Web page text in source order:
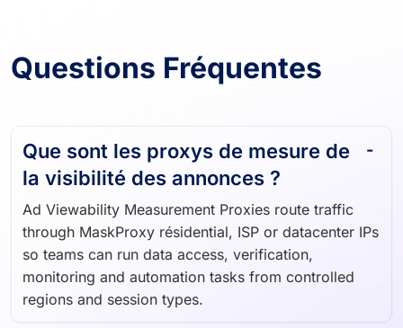
Questions Fréquentes
Que sont les proxys de mesure de
la visibilité des annonces ?
Ad Viewability Measurement Proxies route traffic
through MaskProxy résidential, ISP or datacenter IPs
so teams can run data access, verification,
monitoring and automation tasks from controlled
regions and session types.